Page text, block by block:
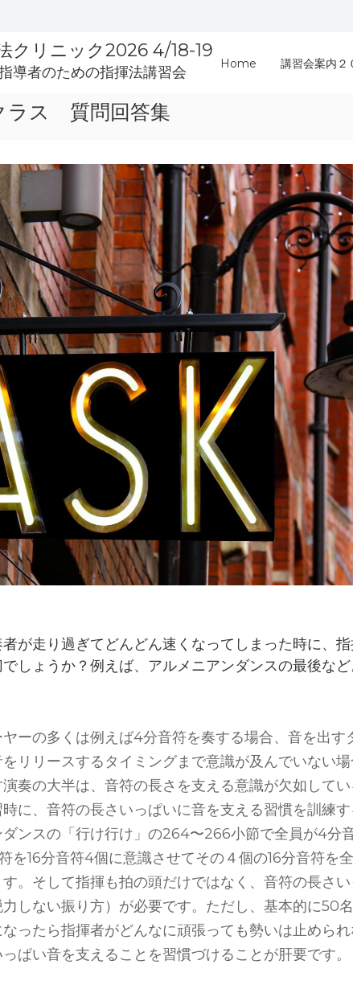
クリニック2026 4/18-19
導者のための指揮法講習会 Home 講習会案内２
ラス 質問回答集
が走り過ぎてどんどん速くなってしまった時に、
しょうか？例えば、アルメニアンダンスの最後など
ーの多くは例えば4分音符を奏する場合、音を出す
リリースするタイミングまで意識が及んでいない
奏の大半は、音符の長さを支える意識が欠如して
に、音符の長さいっぱいに音を支える習慣を訓練
ンスの「行け行け」の264〜266小節で全員が4分
を16分音符4個に意識させてその４個の16分音符を
。そして指揮も拍の頭だけではなく、音符の長さ
しない振り方）が必要です。ただし、基本的に50
ったら指揮者がどんなに頑張っても勢いは止めら
ぱい音を支えることを習慣づけることが肝要です。